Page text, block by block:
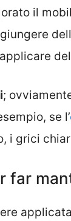
il
;
se l’
i grici
far